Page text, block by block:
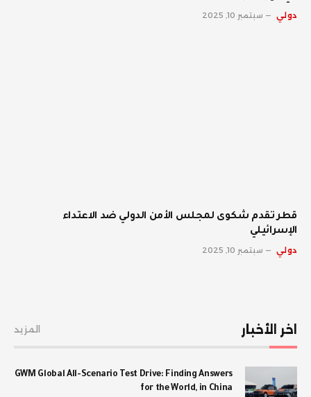
دولي سبتمبر 10, 2025
قطر تقدم شكوى لمجلس الأمن الدولي ضد الاعتداء
الإسرائيلي
دولي سبتمبر 10, 2025
اخر الأخبار المزيد
GWM Global All-Scenario Test Drive: Finding Answers
for the World, in China